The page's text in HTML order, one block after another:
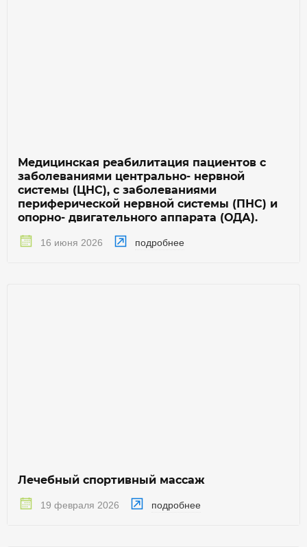
Медицинская реабилитация пациентов с
заболеваниями центрально- нервной
системы (ЦНС), с заболеваниями
периферической нервной системы (ПНС) и
опорно- двигательного аппарата (ОДА).
16 июня 2026 подробнее
Лечебный спортивный массаж
19 февраля 2026 подробнее